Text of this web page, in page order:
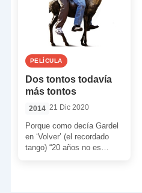
PELÍCULA
Dos tontos todavía
más tontos
2014 21 Dic 2020
Porque como decía Gardel
en ‘Volver’ (el recordado
tango) “20 años no es